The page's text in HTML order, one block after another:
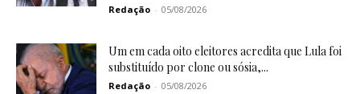
Redação - 05/08/2026
Um em cada oito eleitores acredita que Lula foi
substituído por clone ou sósia,...
Redação - 05/08/2026